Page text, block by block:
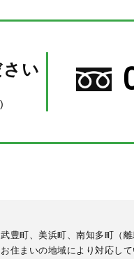
い
豊町、美浜町、南知多町（
住まいの地域により対応し